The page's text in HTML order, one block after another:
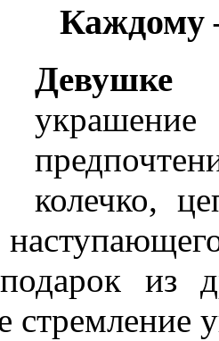
Каждому
колечко,
из
стремление